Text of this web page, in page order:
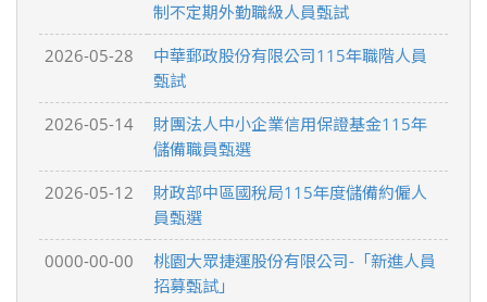
制不定期外勤職級人員甄試
2026-05-28
中華郵政股份有限公司115年職階人員
甄試
2026-05-14
財團法人中小企業信用保證基金115年
儲備職員甄選
2026-05-12
財政部中區國稅局115年度儲備約僱人
員甄選
0000-00-00
桃園大眾捷運股份有限公司-「新進人員
招募甄試」